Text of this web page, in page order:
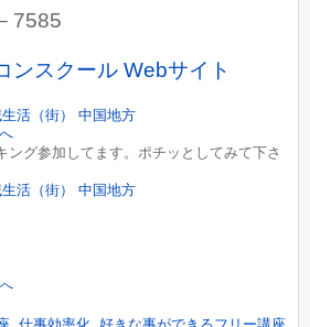
7585
ンスクール Webサイト
ング参加してます。ポチッとしてみて下さ